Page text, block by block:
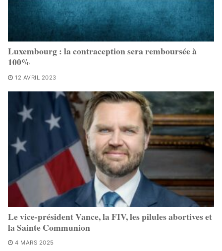
Luxembourg : la contraception sera remboursée à
100%
12 AVRIL 2023
Le vice-président Vance, la FIV, les pilules abortives et
la Sainte Communion
4 MARS 2025